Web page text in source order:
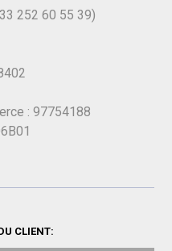
252 60 55 39)
: 97754188
CLIENT: